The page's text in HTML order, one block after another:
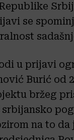
se
u prijavi
Burić od
bržeg
na to